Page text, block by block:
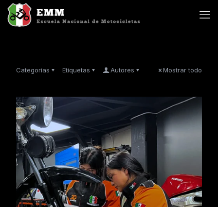
Categorias Etiquetas Autores Mostrar todo